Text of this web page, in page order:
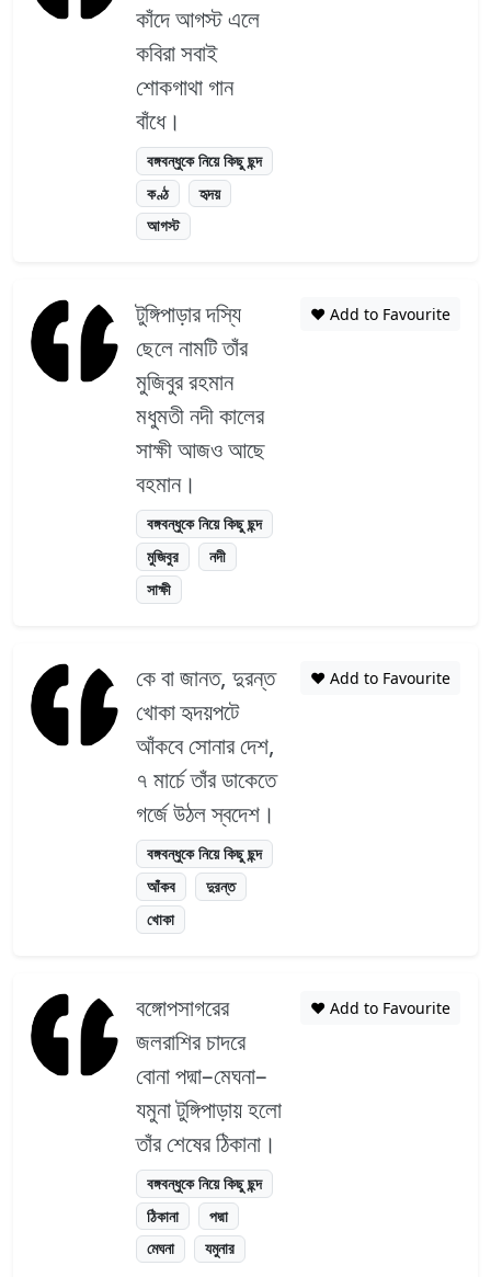
কাঁদে আগস্ট এলে
কবিরা সবাই
শোকগাথা গান
বাঁধে।
বঙ্গবন্ধুকে নিয়ে কিছু ছন্দ
কণ্ঠ
হৃদয়
আগস্ট
টুঙ্গিপাড়ার দস্যি
ছেলে নামটি তাঁর
মুজিবুর রহমান
মধুমতী নদী কালের
সাক্ষী আজও আছে
বহমান।
বঙ্গবন্ধুকে নিয়ে কিছু ছন্দ
মুজিবুর
নদী
সাক্ষী
❤️ Add to Favourite
কে বা জানত, দুরন্ত
খোকা হৃদয়পটে
আঁকবে সোনার দেশ,
৭ মার্চে তাঁর ডাকেতে
গর্জে উঠল স্বদেশ।
বঙ্গবন্ধুকে নিয়ে কিছু ছন্দ
আঁকব
দুরন্ত
খোকা
❤️ Add to Favourite
বঙ্গোপসাগরের
জলরাশির চাদরে
বোনা পদ্মা–মেঘনা–
যমুনা টুঙ্গিপাড়ায় হলো
তাঁর শেষের ঠিকানা।
বঙ্গবন্ধুকে নিয়ে কিছু ছন্দ
ঠিকানা
পদ্মা
মেঘনা
যমুনার
❤️ Add to Favourite